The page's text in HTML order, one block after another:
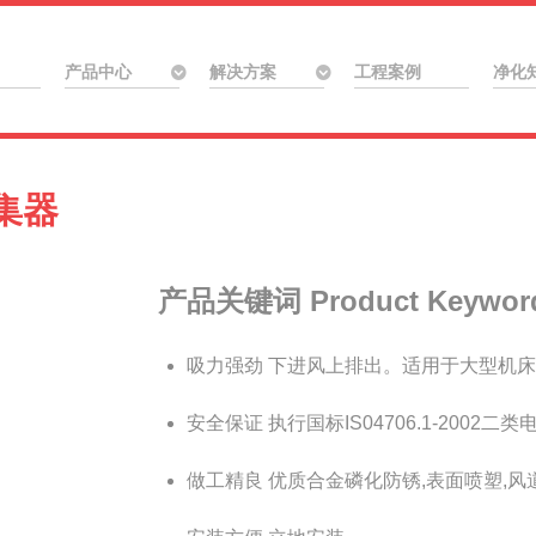
产品中心 解决方案 工程案例 净化
器
产品关键词 Product
吸力强劲 下进风上排出。适用于大型机
安全保证 执行国标IS04706.1-2002二类
做工精良 优质合金磷化防锈,表面喷塑,风